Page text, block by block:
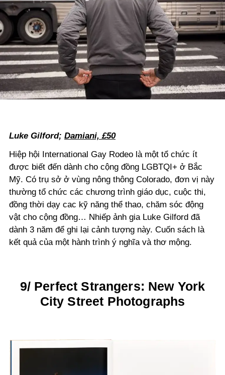
Luke Gilford; Damiani, £50
Hiệp hội International Gay Rodeo là một tổ chức ít
được biết đến dành cho cộng đồng LGBTQI+ ở Bắc
Mỹ. Có trụ sở ở vùng nông thông Colorado, đơn vị này
thường tổ chức các chương trình giáo dục, cuộc thi,
đồng thời dạy cac kỹ năng thể thao, chăm sóc động
vật cho cộng đồng… Nhiếp ảnh gia Luke Gilford đã
dành 3 năm để ghi lại cảnh tượng này. Cuốn sách là
kết quả của một hành trình ý nghĩa và thơ mộng.
9/ Perfect Strangers: New York
City Street Photographs